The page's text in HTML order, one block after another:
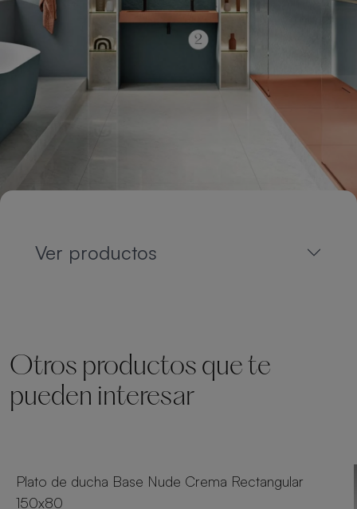
Ver productos
Otros productos que te
pueden interesar
Plato de ducha Base Nude Crema Rectangular
150x80